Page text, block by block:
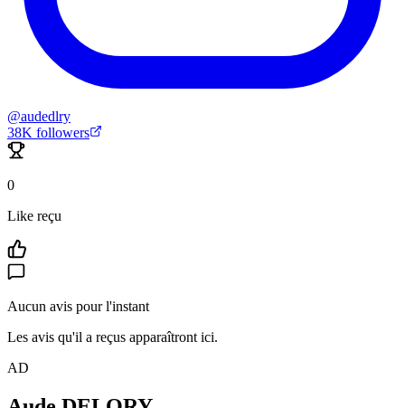
@audedlry
38K followers
0
Like reçu
Aucun avis pour l'instant
Les avis qu'il a reçus apparaîtront ici.
AD